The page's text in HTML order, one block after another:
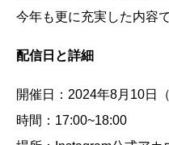
今年も更に充実した内容
配信日と詳細
開催日：2024年8月10日（
時間：17:00~18:00